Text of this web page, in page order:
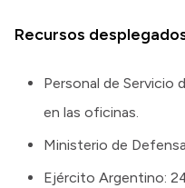
Recursos
Personal de Servicio
en las oficinas.
Ministerio de
Ejército Argentino: